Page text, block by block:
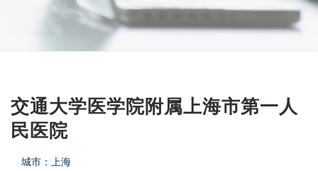
交通大学医学院附属上海市第一人
民医院
城市：上海